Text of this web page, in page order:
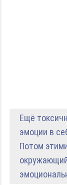
Ещё
эмоции в
Потом